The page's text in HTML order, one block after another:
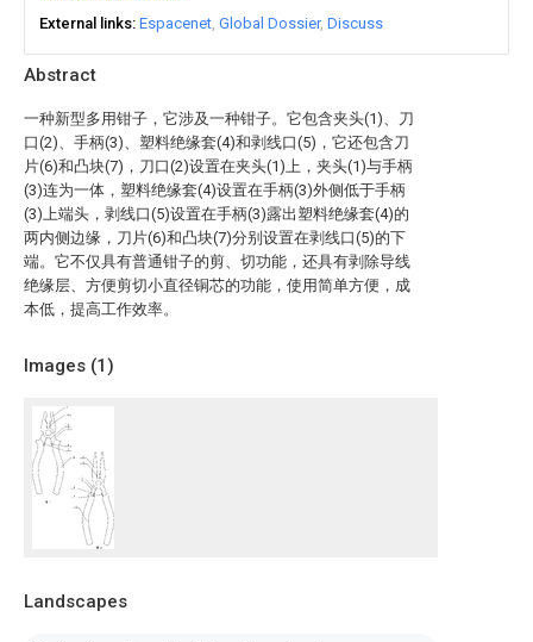
Abstract
一种新型多用钳子，它涉及一种钳子。它包含夹头(1)、刀
口(2)、手柄(3)、塑料绝缘套(4)和剥线口(5)，它还包含刀
片(6)和凸块(7)，刀口(2)设置在夹头(1)上，夹头(1)与手柄
(3)连为一体，塑料绝缘套(4)设置在手柄(3)外侧低于手柄
(3)上端头，剥线口(5)设置在手柄(3)露出塑料绝缘套(4)的
两内侧边缘，刀片(6)和凸块(7)分别设置在剥线口(5)的下
端。它不仅具有普通钳子的剪、切功能，还具有剥除导线
绝缘层、方便剪切小直径铜芯的功能，使用简单方便，成
本低，提高工作效率。
Images (1)
Landscapes
External links Espacenet Global Dossier Discuss